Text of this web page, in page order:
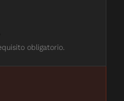
obligatorio.